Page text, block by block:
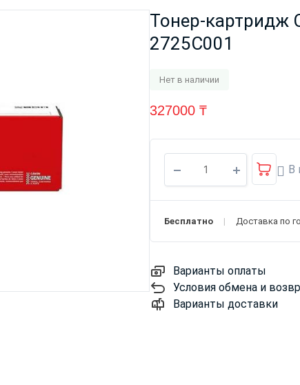
Тонер-картридж
2725C001
Нет в наличии
327000 ₸
В
Бесплатно Доставка по
Варианты оплаты
Условия обмена и
Варианты доставки